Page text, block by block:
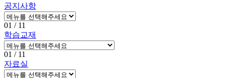
공지사항
01 / 11
학습교재
01 / 11
자료실